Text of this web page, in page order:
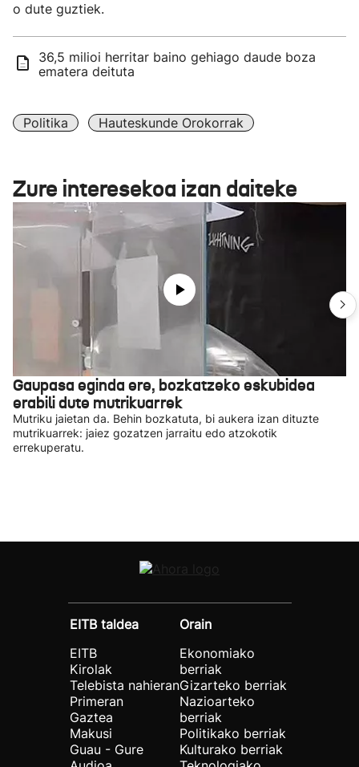
o dute guztiek.
36,5 milioi herritar baino gehiago daude boza
ematera deituta
Politika Hauteskunde Orokorrak
Zure interesekoa izan daiteke
Gaupasa eginda ere, bozkatzeko eskubidea
erabili dute mutrikuarrek
Mutriku jaietan da. Behin bozkatuta, bi aukera izan dituzte
mutrikuarrek: jaiez gozatzen jarraitu edo atzokotik
errekuperatu.
EITB taldea
EITB
Kirolak
Telebista nahieran
Primeran
Gaztea
Makusi
Guau - Gure
Orain
Ekonomiako
berriak
Gizarteko berriak
Nazioarteko
berriak
Politikako berriak
Kulturako berriak